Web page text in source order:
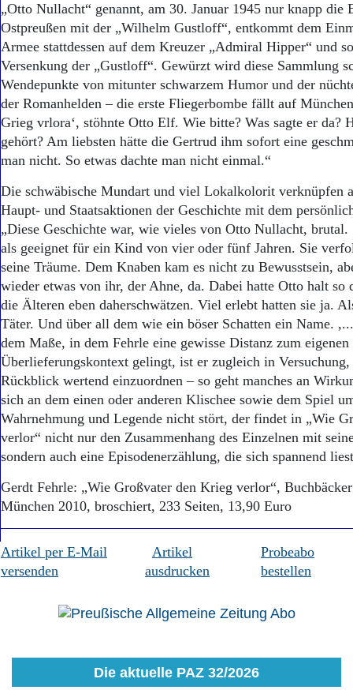
Kontakt
Impressum
Datenschutz
„Otto Nullacht“ genannt, am 30. Januar 1945 nur knapp die
Ostpreußen mit der „Wilhelm Gustloff“, entkommt dem
Armee stattdessen auf dem Kreuzer „Admiral Hipper“ und
Versenkung der „Gustloff“. Gewürzt wird diese Sammlung
Wendepunkte von mitunter schwarzem Humor und der
der Romanhelden – die erste Fliegerbombe fällt auf
Grieg vrlora‘, stöhnte Otto Elf. Wie bitte? Was sagte er da?
gehört? Am liebsten hätte die Gertrud ihm sofort eine
man nicht. So etwas dachte man nicht einmal.“
Die schwäbische Mundart und viel Lokalkolorit verknüpfen
Haupt- und Staatsaktionen der Geschichte mit dem
„Diese Geschichte war, wie vieles von Otto Nullacht, brutal.
als geeignet für ein Kind von vier oder fünf Jahren. Sie
seine Träume. Dem Knaben kam es nicht zu Bewusstsein,
wieder etwas von ihr, der Ahne, da. Dabei hatte Otto halt so
die Älteren eben daherschwätzen. Viel erlebt hatten sie ja.
Täter. Und über all dem wie ein böser Schatten ein Name.
dem Maße, in dem Fehrle eine gewisse Distanz zum
Überlieferungskontext gelingt, ist er zugleich in
Rückblick wertend einzuordnen – so geht manches an
sich an dem einen oder anderen Klischee sowie dem Spiel
Wahrnehmung und Legende nicht stört, der findet in „Wie
verlor“ nicht nur den Zusammenhang des Einzelnen mit
sondern auch eine Episodenerzählung, die sich spannend
Gerdt Fehrle: „Wie Großvater den Krieg verlor“,
München 2010, broschiert, 233 Seiten, 13,90 Euro
Artikel per E-Mail
versenden
Artikel
ausdrucken
Probeabo
bestellen
Die aktuelle PAZ 32/2026